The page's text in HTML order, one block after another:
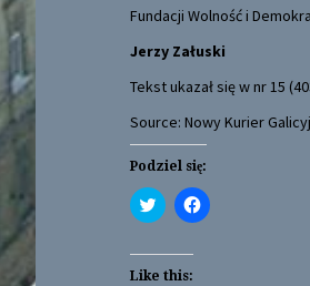
Fundacji Wolność i
Jerzy Załuski
Tekst ukazał się w nr 15
Source: Nowy Kurier
Podziel się:
C
l
k
t
C
l
Like this: